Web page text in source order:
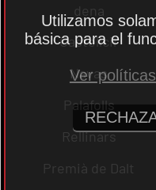
dena
Castellcir
Navas
Palafolls
Rellinars
Premià de Dalt
Utilizamos
básica para el
Ver